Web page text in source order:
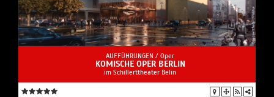
AUFFÜHRUNGEN / Oper
KOMISCHE OPER BERLIN
im Schillerttheater Belin